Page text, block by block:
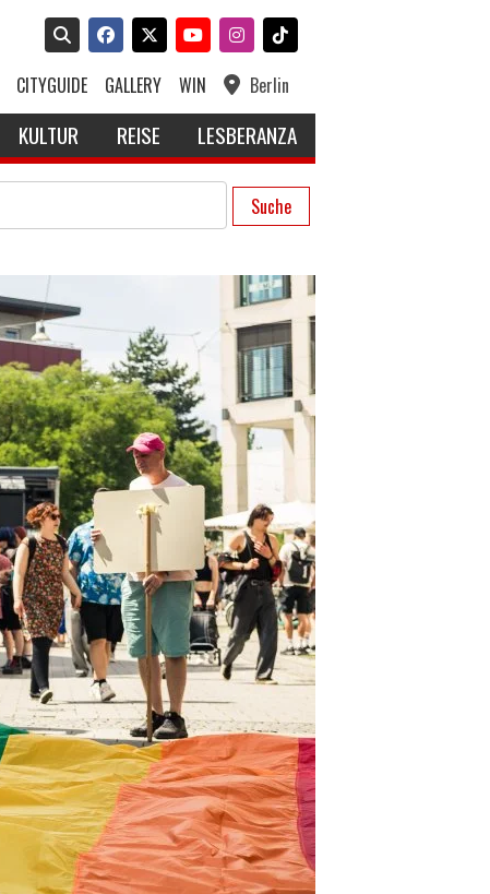
CITYGUIDE GALLERY WIN Berlin
KULTUR REISE LESBERANZA